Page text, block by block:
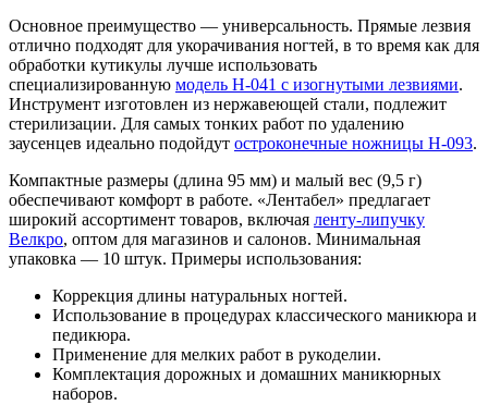
Основное преимущество — универсальность. Прямые лезвия
отлично подходят для укорачивания ногтей, в то время как для
обработки кутикулы лучше использовать
специализированную модель Н-041 с изогнутыми лезвиями.
Инструмент изготовлен из нержавеющей стали, подлежит
стерилизации. Для самых тонких работ по удалению
заусенцев идеально подойдут остроконечные ножницы Н-093.
Компактные размеры (длина 95 мм) и малый вес (9,5 г)
обеспечивают комфорт в работе. «Лентабел» предлагает
широкий ассортимент товаров, включая ленту-липучку
Велкро, оптом для магазинов и салонов. Минимальная
упаковка — 10 штук. Примеры использования:
Коррекция длины натуральных ногтей.
Использование в процедурах классического маникюра и
педикюра.
Применение для мелких работ в рукоделии.
Комплектация дорожных и домашних маникюрных
наборов.